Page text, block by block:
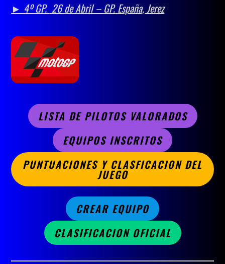
► 4º GP. 26 de Abril – GP.España, Jerez
LISTA DE PILOTOS VALORADOS
EQUIPOS INSCRITOS
PUNTUACIONES Y CLASFICACION DEL
JUEGO
CREAR EQUIPO
CLASIFICACION OFICIAL